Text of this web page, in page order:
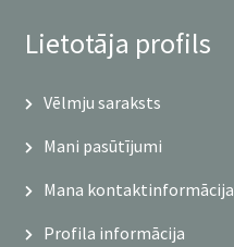
Lietotāja profils
Vēlmju saraksts
Mani pasūtījumi
Mana kontaktinformācija
Profila informācija